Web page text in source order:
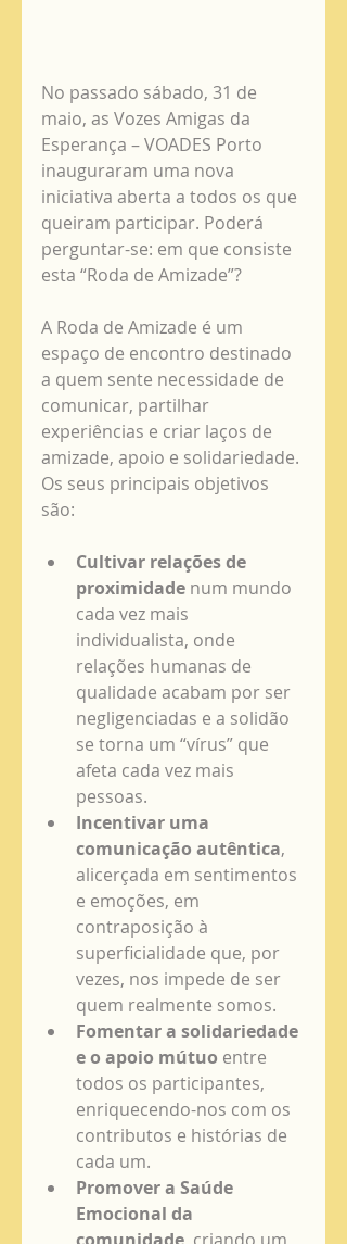
No passado sábado, 31 de
maio, as Vozes Amigas da
Esperança – VOADES Porto
inauguraram uma nova
iniciativa aberta a todos os que
queiram participar. Poderá
perguntar-se: em que consiste
esta “Roda de Amizade”?
A Roda de Amizade é um
espaço de encontro destinado
a quem sente necessidade de
comunicar, partilhar
experiências e criar laços de
amizade, apoio e solidariedade.
Os seus principais objetivos
são:
Cultivar relações de
proximidade num mundo
cada vez mais
individualista, onde
relações humanas de
qualidade acabam por ser
negligenciadas e a solidão
se torna um “vírus” que
afeta cada vez mais
pessoas.
Incentivar uma
comunicação autêntica,
alicerçada em sentimentos
e emoções, em
contraposição à
superficialidade que, por
vezes, nos impede de ser
quem realmente somos.
Fomentar a solidariedade
e o apoio mútuo entre
todos os participantes,
enriquecendo-nos com os
contributos e histórias de
cada um.
Promover a Saúde
Emocional da